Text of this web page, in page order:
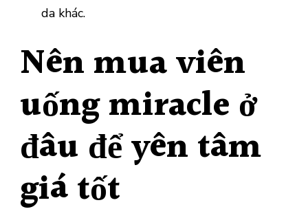
da khác.
Nên mua viên
uống miracle ở
đâu để yên tâm
giá tốt